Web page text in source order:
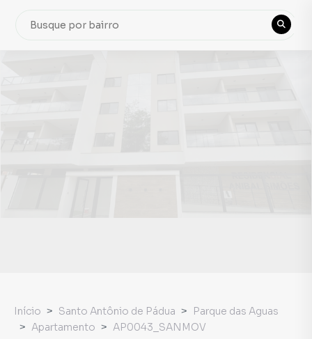
Início Santo Antônio de Pádua
Parque das Aguas
Apartamento
AP0043_SANMOV